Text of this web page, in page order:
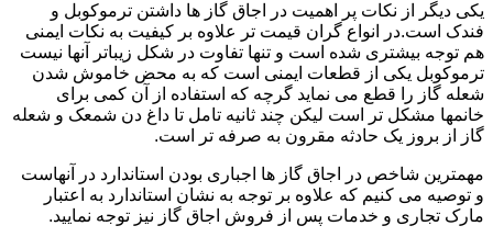
یکی دیگر از نکات پر اهمیت در اجاق گاز ها داشتن ترموکوبل و
فندک است.در انواع گران قیمت تر علاوه بر کیفیت به نکات ایمنی
هم توجه بیشتری شده است و تنها تفاوت در شکل زیباتر آنها نیست
ترموکوبل یکی از قطعات ایمنی است که به محض خاموش شدن
شعله گاز را قطع می نماید گرچه که استفاده از آن کمی برای
خانمها مشکل تر است لیکن چند ثانیه تامل تا داغ دن شمعک و شعله
گاز از بروز یک حادثه مقرون به صرفه تر است.
مهمترین شاخص در اجاق گاز ها اجباری بودن استاندارد در آنهاست
و توصیه می کنیم که علاوه بر توجه به نشان استاندارد به اعتبار
مارک تجاری و خدمات پس از فروش اجاق گاز نیز توجه نمایید.